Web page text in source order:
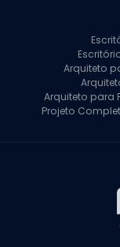
Arquiteto
Arquiteto para
Projeto
Arquiteto